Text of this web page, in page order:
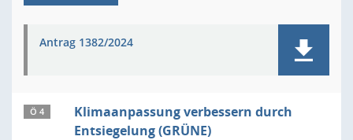
Antrag 1382/2024
Ö 4
Klimaanpassung verbessern durch
Entsiegelung (GRÜNE)